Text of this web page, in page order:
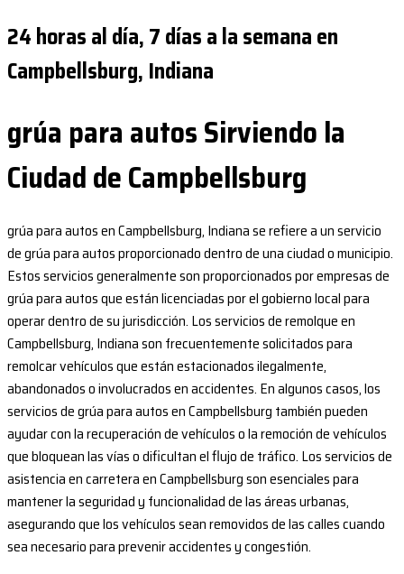
24 horas al día, 7 días a la semana en
Campbellsburg, Indiana
grúa para autos Sirviendo la
Ciudad de Campbellsburg
grúa para autos en Campbellsburg, Indiana se refiere a un servicio
de grúa para autos proporcionado dentro de una ciudad o municipio.
Estos servicios generalmente son proporcionados por empresas de
grúa para autos que están licenciadas por el gobierno local para
operar dentro de su jurisdicción. Los servicios de remolque en
Campbellsburg, Indiana son frecuentemente solicitados para
remolcar vehículos que están estacionados ilegalmente,
abandonados o involucrados en accidentes. En algunos casos, los
servicios de grúa para autos en Campbellsburg también pueden
ayudar con la recuperación de vehículos o la remoción de vehículos
que bloquean las vías o dificultan el flujo de tráfico. Los servicios de
asistencia en carretera en Campbellsburg son esenciales para
mantener la seguridad y funcionalidad de las áreas urbanas,
asegurando que los vehículos sean removidos de las calles cuando
sea necesario para prevenir accidentes y congestión.